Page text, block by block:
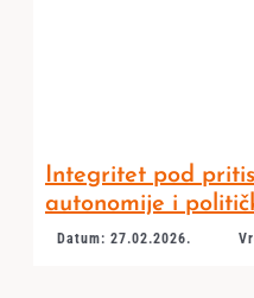
Integritet pod
autonomije i
Datum: 27.02.2026.